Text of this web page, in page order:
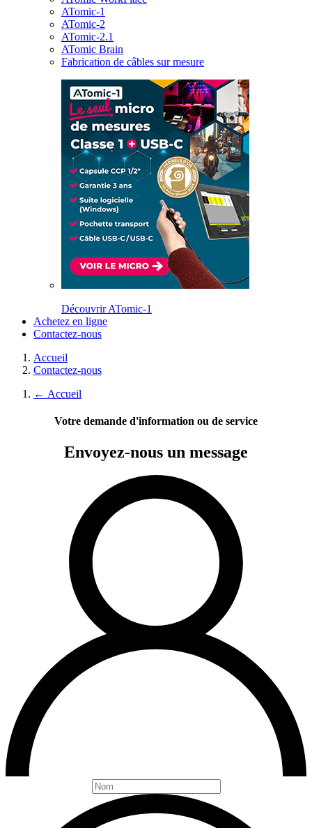
ATomic-1
ATomic-2
ATomic-2.1
ATomic Brain
Fabrication de câbles sur mesure
Découvrir ATomic-1
Achetez en ligne
Contactez-nous
Accueil
Contactez-nous
← Accueil
Votre demande d'information ou de service
Envoyez-nous un message